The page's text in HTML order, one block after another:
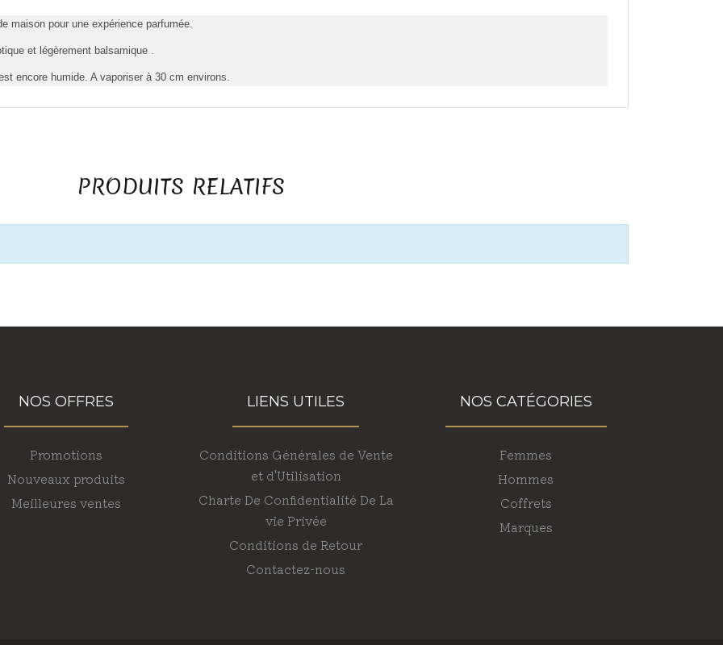
maison pour une expérience parfumée.
et légèrement balsamique .
encore humide. A vaporiser à 30 cm environs.
PRODUITS RELATIFS
NOS OFFRES
Promotions
Nouveaux produits
Meilleures ventes
LIENS UTILES
Conditions Générales de Vente
et d'Utilisation
Charte De Confidentialité De La
vie Privée
Conditions de Retour
Contactez-nous
NOS CATÉGORIES
Femmes
Hommes
Coffrets
Marques